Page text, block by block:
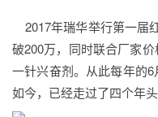
2017年瑞华举行第一届
破200万，同时联合厂家
一针兴奋剂。从此每年的6
如今，已经走过了四个年头